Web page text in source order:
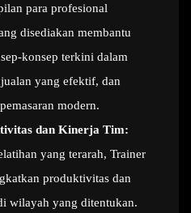
para profesional
disediakan membantu
konsep terkini dalam
yang efektif, dan
modern.
dan Kinerja Tim:
yang terarah, Trainer
produktivitas dan
wilayah yang ditentukan.